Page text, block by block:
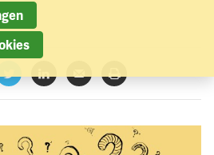
TwitterLinkedInVerzenden
Printen